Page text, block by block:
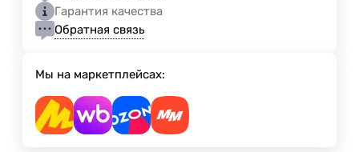
Гарантия качества
Обратная связь
Мы на маркетплейсах: